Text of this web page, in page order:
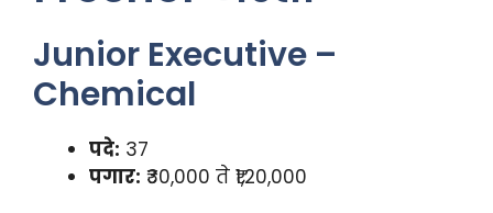
Junior Executive –
Chemical
पदे: 37
पगार: ₹30,000 ते ₹1,20,000